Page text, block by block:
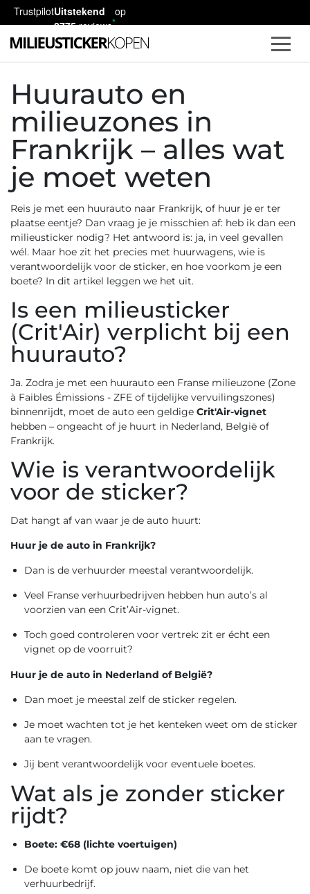
TrustpilotUitstekend
2775reviews
op
Huurauto en
milieuzones in
Frankrijk – alles wat
je moet weten
Reis je met een huurauto naar Frankrijk, of huur je er ter
plaatse eentje? Dan vraag je je misschien af: heb ik dan een
milieusticker nodig? Het antwoord is: ja, in veel gevallen
wél. Maar hoe zit het precies met huurwagens, wie is
verantwoordelijk voor de sticker, en hoe voorkom je een
boete? In dit artikel leggen we het uit.
Is een milieusticker
(Crit'Air) verplicht bij een
huurauto?
Ja. Zodra je met een huurauto een Franse milieuzone (Zone
à Faibles Émissions - ZFE of tijdelijke vervuilingszones)
binnenrijdt, moet de auto een geldige Crit'Air-vignet
hebben – ongeacht of je huurt in Nederland, België of
Frankrijk.
Wie is verantwoordelijk
voor de sticker?
Dat hangt af van waar je de auto huurt:
Huur je de auto in Frankrijk?
Dan is de verhuurder meestal verantwoordelijk.
Veel Franse verhuurbedrijven hebben hun auto’s al
voorzien van een Crit’Air-vignet.
Toch goed controleren voor vertrek: zit er écht een
vignet op de voorruit?
Huur je de auto in Nederland of België?
Dan moet je meestal zelf de sticker regelen.
Je moet wachten tot je het kenteken weet om de sticker
aan te vragen.
Jij bent verantwoordelijk voor eventuele boetes.
Wat als je zonder sticker
rijdt?
Boete: €68 (lichte voertuigen)
De boete komt op jouw naam, niet die van het
verhuurbedrijf.